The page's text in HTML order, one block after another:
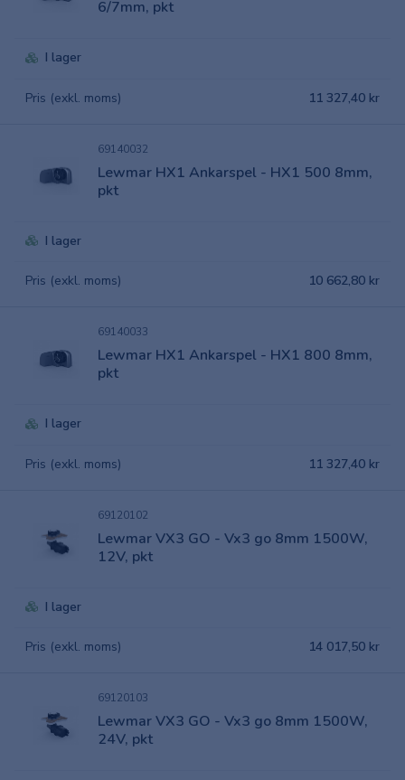
6/7mm, pkt
I lager
Pris (exkl. moms) 11 327,40 kr
69140032
Lewmar HX1 Ankarspel - HX1 500 8mm,
pkt
I lager
Pris (exkl. moms) 10 662,80 kr
69140033
Lewmar HX1 Ankarspel - HX1 800 8mm,
pkt
I lager
Pris (exkl. moms) 11 327,40 kr
69120102
Lewmar VX3 GO - Vx3 go 8mm 1500W,
12V, pkt
I lager
Pris (exkl. moms) 14 017,50 kr
69120103
Lewmar VX3 GO - Vx3 go 8mm 1500W,
24V, pkt